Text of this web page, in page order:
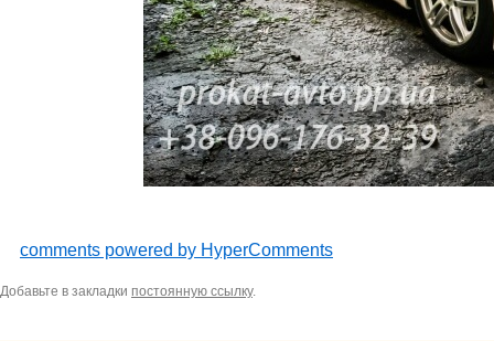
comments powered by HyperComments
Добавьте в закладки постоянную ссылку.